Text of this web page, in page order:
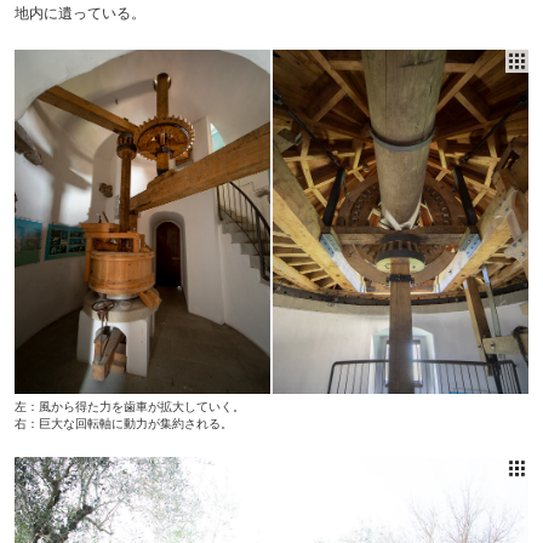
地内に遺っている。
左：風から得た力を歯車が拡大していく。
右：巨大な回転軸に動力が集約される。